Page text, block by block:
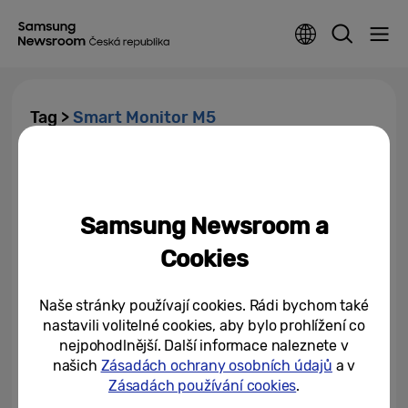
Tag > Smart Monitor M5
23/05/2023
Samsung Newsroom a
Cookies
Naše stránky používají cookies. Rádi bychom také
nastavili volitelné cookies, aby bylo prohlížení co
nejpohodlnější. Další informace naleznete v
našich Zásadách ochrany osobních údajů a v
Zásadách používání cookies.